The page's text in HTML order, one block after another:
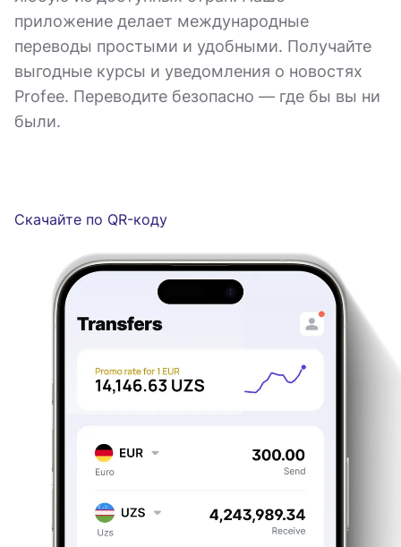
приложение делает международные
переводы простыми и удобными. Получайте
выгодные курсы и уведомления о новостях
Profee. Переводите безопасно — где бы вы ни
были.
Скачайте по QR-коду